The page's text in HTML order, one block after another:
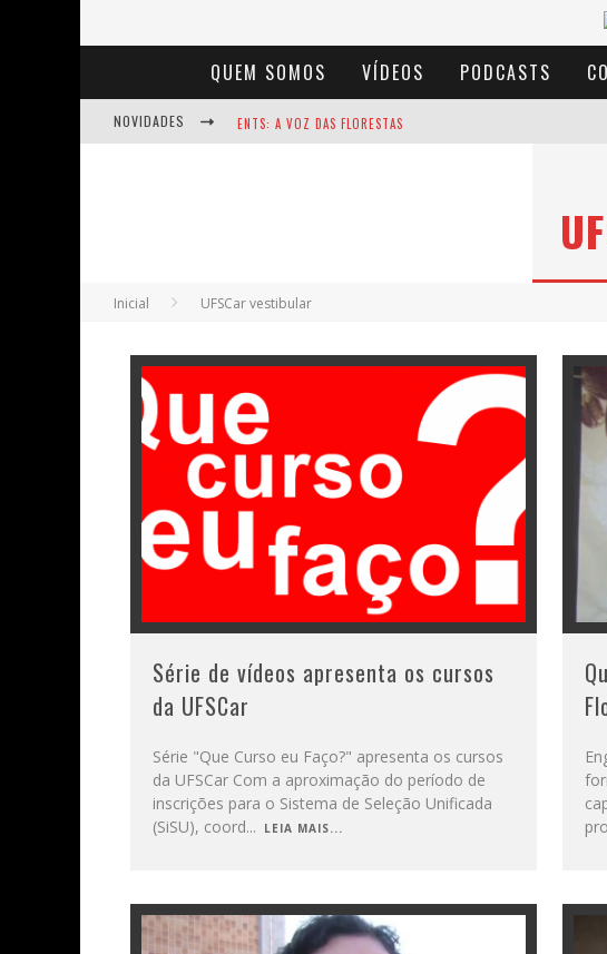
QUEM SOMOS VÍDEOS PODCASTS
NOVIDADES ENTS: A VOZ DAS FLORESTAS
BAÚ DE HISTÓRIAS - A JAMAIS IMAGINADA AVENTURA COM OS
Inicial UFSCar vestibular
Série de vídeos apresenta os cursos
da UFSCar
Série "Que Curso eu Faço?" apresenta os cursos
da UFSCar Com a aproximação do período de
inscrições para o Sistema de Seleção Unificada
(SiSU), coord... LEIA MAIS...